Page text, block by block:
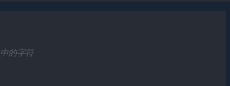
的字符